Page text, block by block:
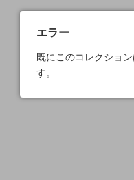
エラー
既にこのコレクショ
す。